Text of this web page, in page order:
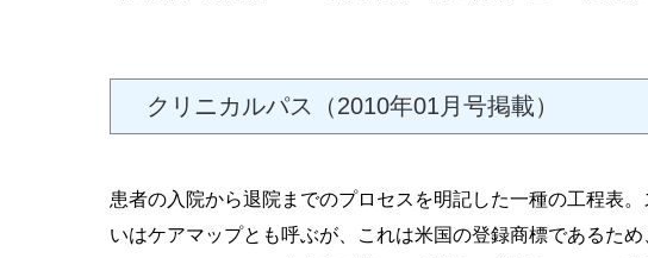
クリニカルパス（2010年01月号掲載）
患者の入院から退院までのプロセスを明記した一種の工程表
いはケアマップとも呼ぶが、これは米国の登録商標であるた